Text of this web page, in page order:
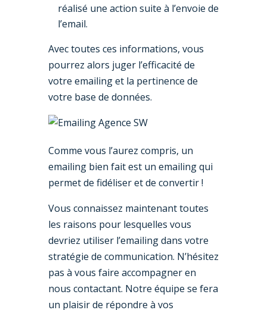
réalisé une action suite à l’envoie de
l’email.
Avec toutes ces informations, vous
pourrez alors juger l’efficacité de
votre emailing et la pertinence de
votre base de données.
Comme vous l’aurez compris, un
emailing bien fait est un emailing qui
permet de fidéliser et de convertir !
Vous connaissez maintenant toutes
les raisons pour lesquelles vous
devriez utiliser l’emailing dans votre
stratégie de communication. N’hésitez
pas à vous faire accompagner en
nous contactant. Notre équipe se fera
un plaisir de répondre à vos